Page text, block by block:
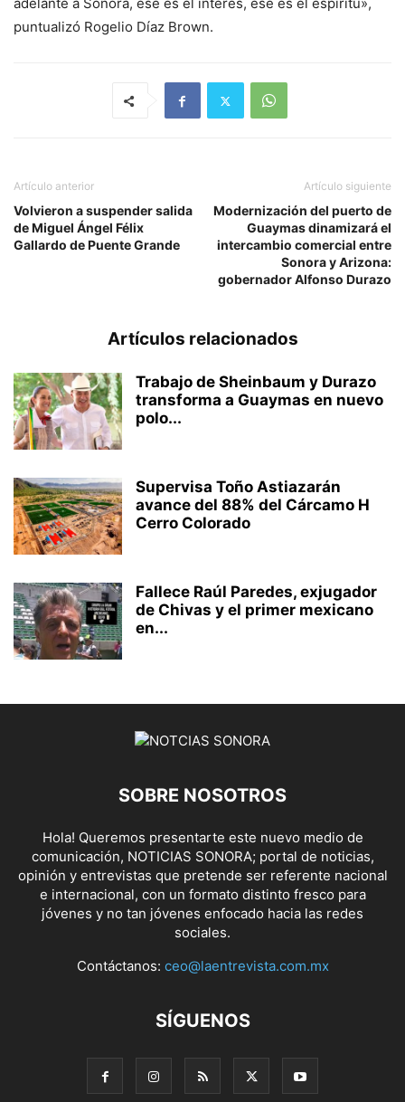
adelante a Sonora, ése es el interés, ese es el espíritu»,
puntualizó Rogelio Díaz Brown.
Artículo anterior
Volvieron a suspender salida
de Miguel Ángel Félix
Gallardo de Puente Grande
Artículo siguiente
Modernización del puerto de
Guaymas dinamizará el
intercambio comercial entre
Sonora y Arizona:
gobernador Alfonso Durazo
Artículos relacionados
Trabajo de Sheinbaum y Durazo
transforma a Guaymas en nuevo
polo...
Supervisa Toño Astiazarán
avance del 88% del Cárcamo H
Cerro Colorado
Fallece Raúl Paredes, exjugador
de Chivas y el primer mexicano
en...
SOBRE NOSOTROS
Hola! Queremos presentarte este nuevo medio de
comunicación, NOTICIAS SONORA; portal de noticias,
opinión y entrevistas que pretende ser referente nacional
e internacional, con un formato distinto fresco para
jóvenes y no tan jóvenes enfocado hacia las redes
sociales.
Contáctanos: ceo@laentrevista.com.mx
SÍGUENOS